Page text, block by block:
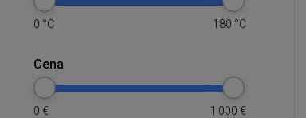
0 °C 180 °C
Cena
0 € 1 000 €